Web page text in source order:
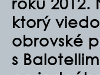
ktorý
obrovské
s